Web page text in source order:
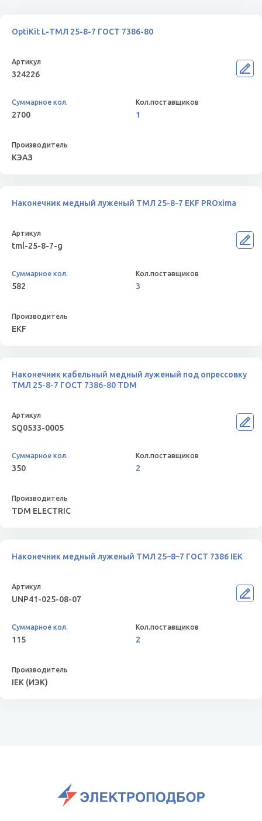
OptiKit L-ТМЛ 25-8-7 ГОСТ 7386-80
324226
2700 1
КЭАЗ
Наконечник медный луженый ТМЛ 25-8-7 EKF PROxima
tml-25-8-7-g
582 3
EKF
Наконечник кабельный медный луженый под опрессовку
ТМЛ 25-8-7 ГОСТ 7386-80 TDM
SQ0533-0005
350 2
TDM ELECTRIC
Наконечник медный луженый ТМЛ 25–8–7 ГОСТ 7386 IEK
UNP41-025-08-07
115 2
IEK (ИЭК)